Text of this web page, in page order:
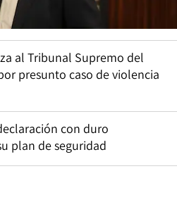
al Tribunal Supremo del
presunto caso de violencia
con duro
plan de seguridad